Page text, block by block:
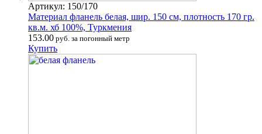
Артикул: 150/170
Материал фланель белая, шир. 150 см, плотность 170 гр.
кв.м. хб 100%, Туркмения
153.00 руб. за погонный метр
Купить